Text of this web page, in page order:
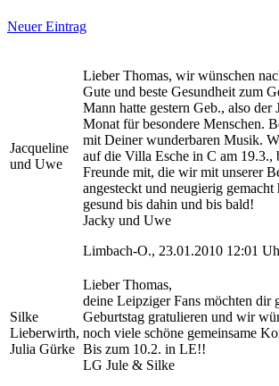
Neuer Eintrag
Jacqueline
und Uwe
Lieber Thomas, wir wünschen
Gute und beste Gesundheit zum
Mann hatte gestern Geb., also der
Monat für besondere Menschen.
mit Deiner wunderbaren Musik.
auf die Villa Esche in C am 19.3.,
Freunde mit, die wir mit unserer
angesteckt und neugierig
gesund bis dahin und bis bald!
Jacky und Uwe
Limbach-O., 23.01.2010 12:01
Silke
Lieberwirth,
Julia Gürke
Lieber Thomas,
deine Leipziger Fans möchten dir
Geburtstag gratulieren und wir
noch viele schöne gemeinsame
Bis zum 10.2. in LE!!
LG Jule & Silke